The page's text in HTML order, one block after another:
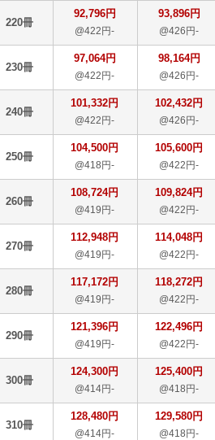
220冊
92,796円
@422円-
93,896円
@426円-
230冊
97,064円
@422円-
98,164円
@426円-
240冊
101,332円
@422円-
102,432円
@426円-
250冊
104,500円
@418円-
105,600円
@422円-
260冊
108,724円
@419円-
109,824円
@422円-
270冊
112,948円
@419円-
114,048円
@422円-
280冊
117,172円
@419円-
118,272円
@422円-
290冊
121,396円
@419円-
122,496円
@422円-
300冊
124,300円
@414円-
125,400円
@418円-
310冊
128,480円
@414円-
129,580円
@418円-